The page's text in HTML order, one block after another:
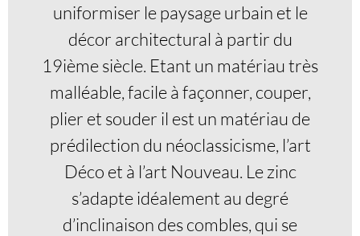
uniformiser le paysage urbain et le
décor architectural à partir du
19ième siècle. Etant un matériau très
malléable, facile à façonner, couper,
plier et souder il est un matériau de
prédilection du néoclassicisme, l’art
Déco et à l’art Nouveau. Le zinc
s’adapte idéalement au degré
d’inclinaison des combles, qui se